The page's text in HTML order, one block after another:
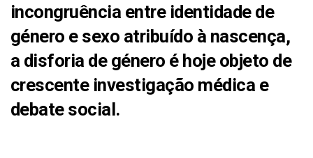
incongruência entre identidade de
género e sexo atribuído à nascença,
a disforia de género é hoje objeto de
crescente investigação médica e
debate social.